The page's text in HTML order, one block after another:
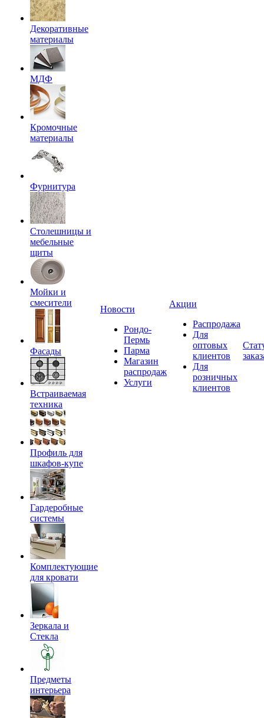
Декоративные
материалы
МДФ
Кромочные
материалы
Фурнитура
Столешницы и
мебельные
щиты
Мойки и
смесители
Фасады
Встраиваемая
техника
Профиль для
шкафов-купе
Гардеробные
системы
Комплектующие
для кровати
Зеркала и
Стекла
Предметы
интерьера
Новости
Рондо-
Пермь
Парма
Магазин
распродаж
Услуги
Акции
Распродажа
Для
оптовых
клиентов
Для
розничных
клиентов